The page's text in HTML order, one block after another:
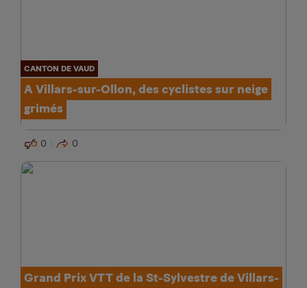
CANTON DE VAUD
A Villars-sur-Ollon, des cyclistes sur neige
grimés
0 0
Grand Prix VTT de la St-Sylvestre de Villars-